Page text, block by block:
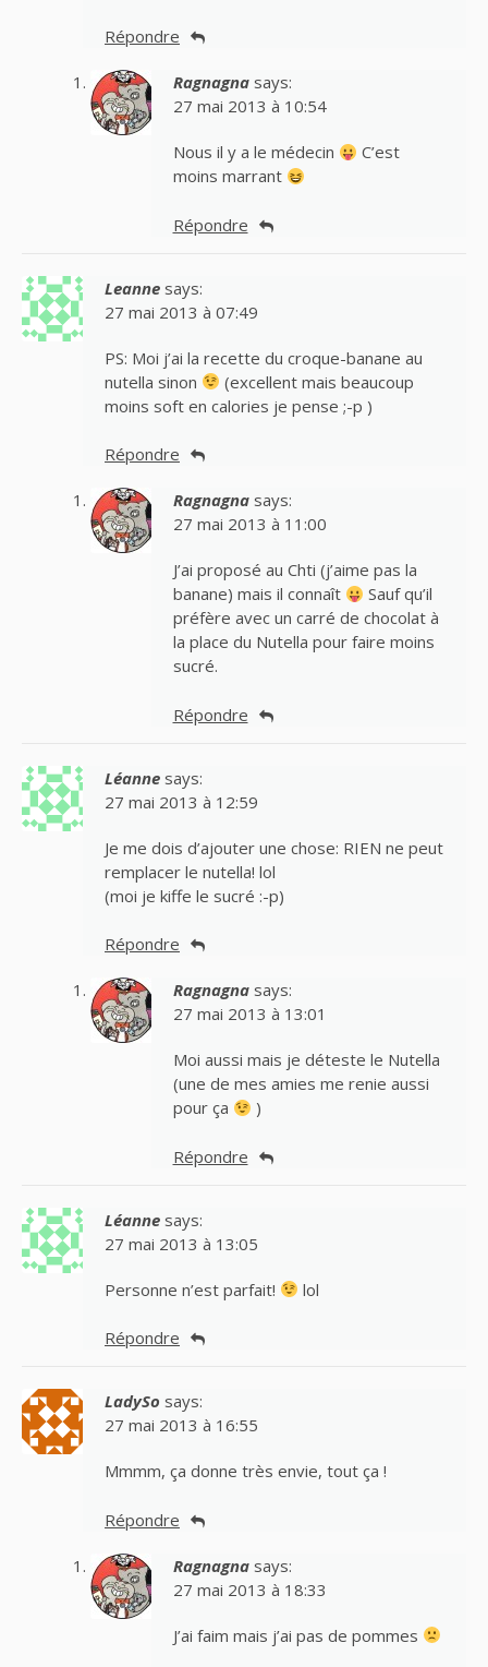
Répondre
Ragnagna says:
27 mai 2013 à 10:54
Nous il y a le médecin
C’est
moins marrant
Répondre
Leanne says:
27 mai 2013 à 07:49
PS: Moi j’ai la recette du croque-banane au
nutella sinon
(excellent mais beaucoup
moins soft en calories je pense ;-p )
Répondre
Ragnagna says:
27 mai 2013 à 11:00
J’ai proposé au Chti (j’aime pas la
banane) mais il connaît
Sauf qu’il
préfère avec un carré de chocolat à
la place du Nutella pour faire moins
sucré.
Répondre
Léanne says:
27 mai 2013 à 12:59
Je me dois d’ajouter une chose: RIEN ne peut
remplacer le nutella! lol
(moi je kiffe le sucré :-p)
Répondre
Ragnagna says:
27 mai 2013 à 13:01
Moi aussi mais je déteste le Nutella
(une de mes amies me renie aussi
pour ça
)
Répondre
Léanne says:
27 mai 2013 à 13:05
Personne n’est parfait! lol
Répondre
LadySo says:
27 mai 2013 à 16:55
Mmmm, ça donne très envie, tout ça !
Répondre
Ragnagna says:
27 mai 2013 à 18:33
J’ai faim mais j’ai pas de pommes